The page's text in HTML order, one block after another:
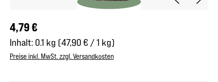
Regulärer Preis:
4,79 €
Inhalt: 0.1 kg (47,90 € / 1 kg)
Preise inkl. MwSt. zzgl. Versandkosten